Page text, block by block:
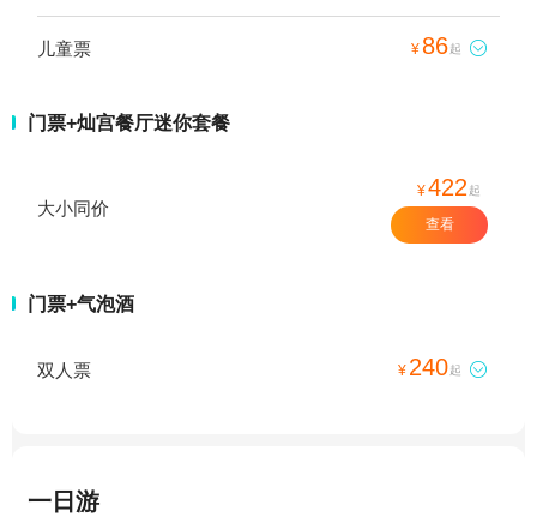
儿童票 ¥ 86起 
门票+灿宫餐厅迷你套餐
大小同价
¥422 起
查看
门票+气泡酒
双人票 ¥ 240起 
一日游